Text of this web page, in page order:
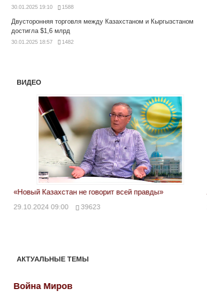
30.01.2025 19:10 1588
Двусторонняя торговля между Казахстаном и Кыргызстаном
достигла $1,6 млрд
30.01.2025 18:57 1482
ВИДЕО
«Новый Казахстан не говорит всей правды»
29.10.2024 09:00 39623
АКТУАЛЬНЫЕ ТЕМЫ
Война Миров